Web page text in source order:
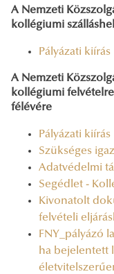
A Nemzeti
kollégiumi
Pályázati kiírás
A Nemzeti
kollégiumi felvételre
félévére
Pályázati kiírás
Szükséges
Adatvédelmi
Segédlet -
Kivonatolt
felvételi
FNY_pályázó
ha bejelentett